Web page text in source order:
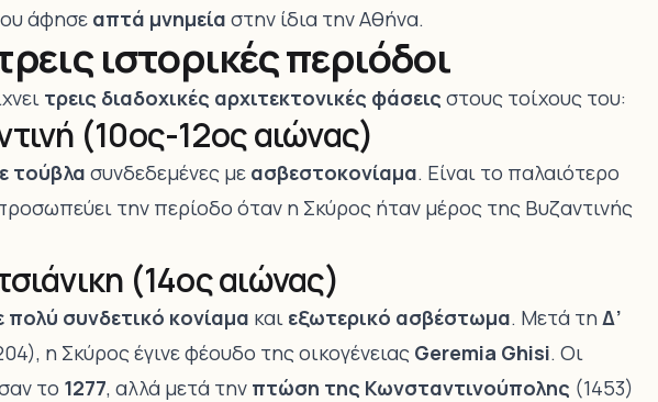
άφησε απτά μνημεία στην ίδια την Αθήνα.
ιστορικές περιόδοι
τρεις διαδοχικές αρχιτεκτονικές φάσεις στους τοίχους του:
(10ος-12ος αιώνας)
τούβλα συνδεδεμένες με ασβεστοκονίαμα. Είναι το παλαιότερο
την περίοδο όταν η Σκύρος ήταν μέρος της Βυζαντινής
(14ος αιώνας)
συνδετικό κονίαμα και εξωτερικό ασβέστωμα. Μετά τη Δ’
η Σκύρος έγινε φέουδο της οικογένειας Geremia Ghisi. Οι
το 1277, αλλά μετά την πτώση της Κωνσταντινούπολης (1453)